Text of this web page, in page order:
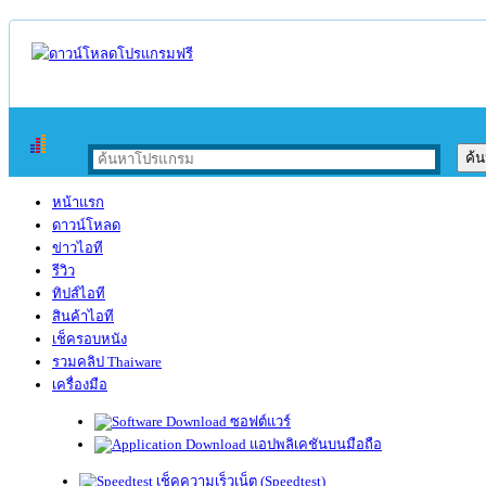
หน้าแรก
ดาวน์โหลด
ข่าวไอที
รีวิว
ทิปส์ไอที
สินค้าไอที
เช็ครอบหนัง
รวมคลิป Thaiware
เครื่องมือ
ซอฟต์แวร์
แอปพลิเคชันบนมือถือ
เช็คความเร็วเน็ต (Speedtest)